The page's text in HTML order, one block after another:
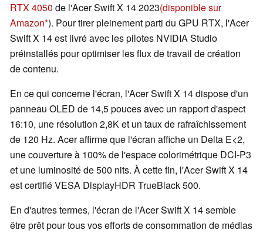
RTX 4050 de l'Acer Swift X 14 2023(disponible sur
Amazon ). Pour tirer pleinement parti du GPU RTX, l'Acer
Swift X 14 est livré avec les pilotes NVIDIA Studio
préinstallés pour optimiser les flux de travail de création
de contenu.
En ce qui concerne l'écran, l'Acer Swift X 14 dispose d'un
panneau OLED de 14,5 pouces avec un rapport d'aspect
16:10, une résolution 2,8K et un taux de rafraîchissement
de 120 Hz. Acer affirme que l'écran affiche un Delta E<2,
une couverture à 100% de l'espace colorimétrique DCI-P3
et une luminosité de 500 nits. À cette fin, l'Acer Swift X 14
est certifié VESA DisplayHDR TrueBlack 500.
En d'autres termes, l'écran de l'Acer Swift X 14 semble
être prêt pour tous vos efforts de consommation de médias